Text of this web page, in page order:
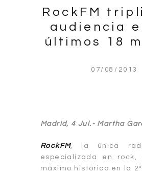
RockFM
audiencia
últimos 18
07/08/2013
Madrid, 4 Jul.- Martha
RockFM, la única
especializada en rock,
máximo histórico en la